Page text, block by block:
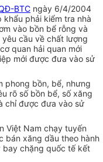
BTC ngày 6/4/2004
khẩu phải kiểm tra nhà
vào bồn bể rỗng và
cầu về chất lượng
quan hải quan mới
mới được đưa vào sử
phong bồn, bể, nhưng
rõ số bồn bể, số xăng
chỉ được đưa vào sử
Việt Nam chạy tuyến
bán xăng dầu theo hành
bay chặng quốc tế kết